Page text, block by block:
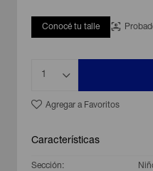
Conocé tu talle
1
Características
Sección